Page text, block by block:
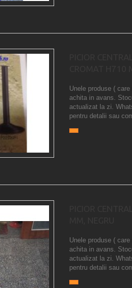
Unele produse (
achita in avans.
actualizat la zi.
pentru detalii sau
Unele produse (
achita in avans.
actualizat la zi.
pentru detalii sau